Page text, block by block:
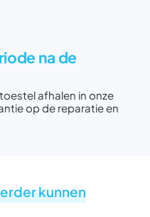
na de
afhalen in onze
op de reparatie en
kunnen